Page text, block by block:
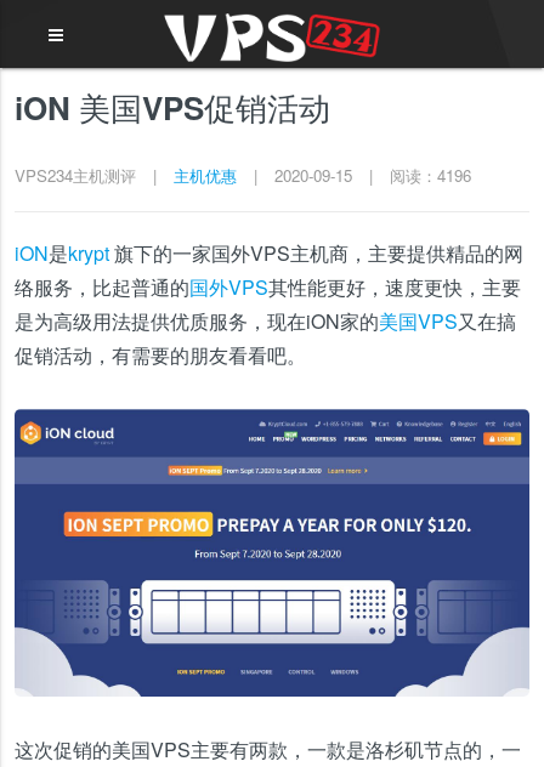
iON 美国VPS促销活动
VPS234主机测评 | 主机优惠 | 2020-09-15 | 阅读：4196
iON是krypt旗下的一家国外VPS主机商，主要提供精品的网
络服务，比起普通的国外VPS其性能更好，速度更快，主要
是为高级用法提供优质服务，现在iON家的美国VPS又在搞
促销活动，有需要的朋友看看吧。
这次促销的美国VPS主要有两款，一款是洛杉矶节点的，一